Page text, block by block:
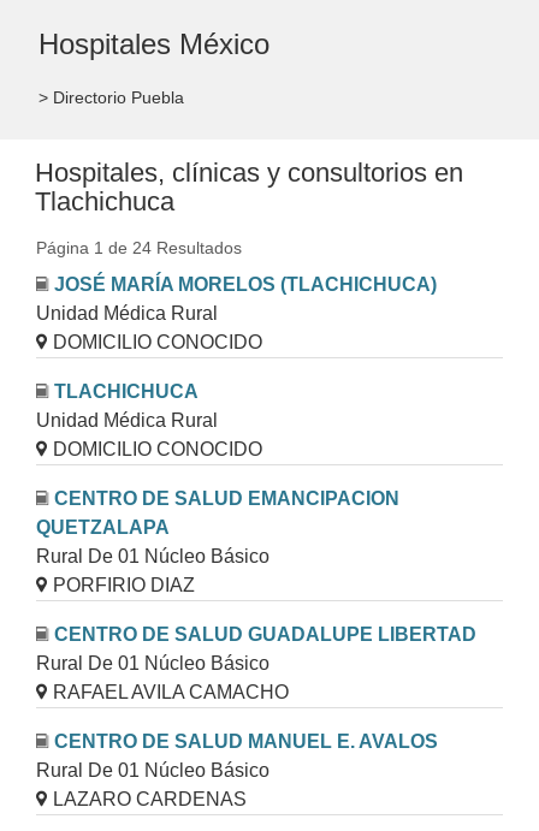
Hospitales México
> Directorio Puebla
Hospitales, clínicas y consultorios en
Tlachichuca
Página 1 de 24 Resultados
JOSÉ MARÍA MORELOS (TLACHICHUCA)
Unidad Médica Rural
DOMICILIO CONOCIDO
TLACHICHUCA
Unidad Médica Rural
DOMICILIO CONOCIDO
CENTRO DE SALUD EMANCIPACION
QUETZALAPA
Rural De 01 Núcleo Básico
PORFIRIO DIAZ
CENTRO DE SALUD GUADALUPE LIBERTAD
Rural De 01 Núcleo Básico
RAFAEL AVILA CAMACHO
CENTRO DE SALUD MANUEL E. AVALOS
Rural De 01 Núcleo Básico
LAZARO CARDENAS